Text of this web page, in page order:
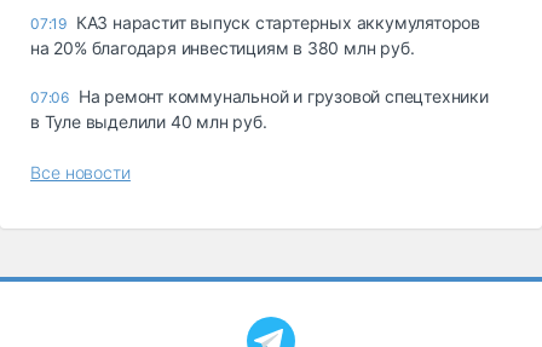
07:19 КАЗ нарастит выпуск стартерных аккумуляторов
на 20% благодаря инвестициям в 380 млн руб.
07:06 На ремонт коммунальной и грузовой спецтехники
в Туле выделили 40 млн руб.
Все новости